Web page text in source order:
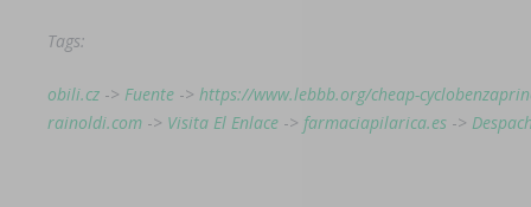
Tags:
obili.cz -> Fuente -> https://www.lebbb.org/cheap-
rainoldi.com -> Visita El Enlace -> farmaciapilarica.es ->